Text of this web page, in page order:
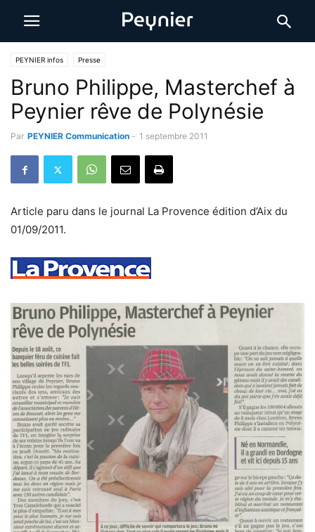
PEYNIER infos Presse
Bruno Philippe, Masterchef à
Peynier rêve de Polynésie
Par PEYNIER Communication - 1 septembre 2011
Article paru dans le journal La Provence édition d’Aix du
01/09/2011.